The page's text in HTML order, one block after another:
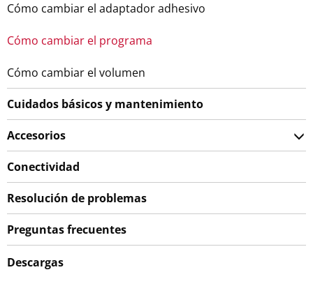
Cómo cambiar el adaptador adhesivo
Cómo cambiar el programa
Cómo cambiar el volumen
Cuidados básicos y mantenimiento
Accesorios
Conectividad
Resolución de problemas
Preguntas frecuentes
Descargas